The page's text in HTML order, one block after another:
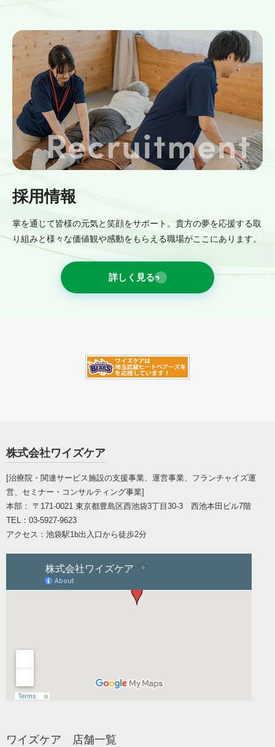
採用情報
掌を通じて皆様の元気と笑顔をサポート。貴方の夢を応援する取
り組みと様々な価値観や感動をもらえる職場がここにあります。
詳しく見る
株式会社ワイズケア
[治療院・関連サービス施設の支援事業、運営事業、フランチャイズ運
営、セミナー・コンサルティング事業]
本部： 〒171-0021 東京都豊島区西池袋3丁目30-3 西池本田ビル7階
TEL： 03-5927-9623
アクセス： 池袋駅1b出入口から徒歩2分
ワイズケア 店舗一覧